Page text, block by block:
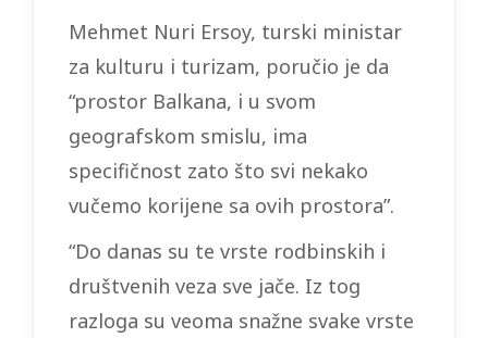
Mehmet Nuri Ersoy, turski ministar
za kulturu i turizam, poručio je da
“prostor Balkana, i u svom
geografskom smislu, ima
specifičnost zato što svi nekako
vučemo korijene sa ovih prostora”.
“Do danas su te vrste rodbinskih i
društvenih veza sve jače. Iz tog
razloga su veoma snažne svake vrste